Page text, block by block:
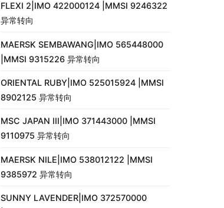
FLEXI 2|IMO 422000124 |MMSI 9246322
异常转向
MAERSK SEMBAWANG|IMO 565448000
|MMSI 9315226 异常转向
ORIENTAL RUBY|IMO 525015924 |MMSI
8902125 异常转向
MSC JAPAN III|IMO 371443000 |MMSI
9110975 异常转向
MAERSK NILE|IMO 538012122 |MMSI
9385972 异常转向
SUNNY LAVENDER|IMO 372570000